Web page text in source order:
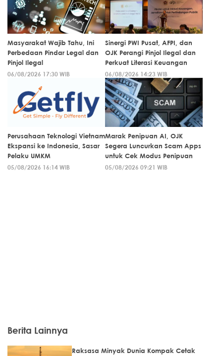
Masyarakat Wajib Tahu, Ini
Perbedaan Pindar Legal dan
Pinjol Ilegal
06/08/2026 17:30 WIB
Sinergi PWI Pusat, AFPI, dan
OJK Perangi Pinjol Ilegal dan
Perkuat Literasi Keuangan
06/08/2026 14:23 WIB
Perusahaan Teknologi Vietnam
Ekspansi ke Indonesia, Sasar
Pelaku UMKM
05/08/2026 16:14 WIB
Marak Penipuan AI, OJK
Segera Luncurkan Scam Apps
untuk Cek Modus Penipuan
05/08/2026 09:21 WIB
Berita Lainnya
Raksasa Minyak Dunia Kompak Cetak